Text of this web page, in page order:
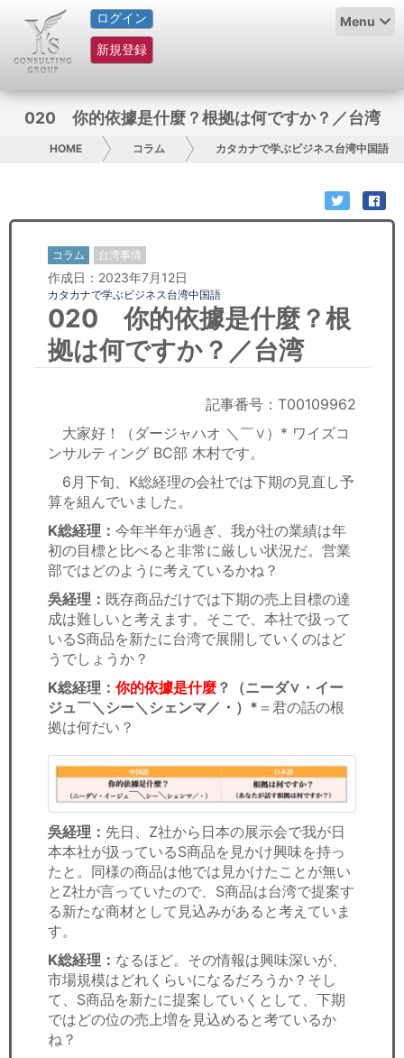
ログイン
新規登録
Menu
HOME
サービス紹介
グループ概要
日本人にPR
コンサルティング
リサーチ
経済ニュース
労務顧問
ＩＴ
飲食店情報
020 你的依據是什麼？根拠は何ですか？／台湾
HOME コラム カタカナで学ぶビジネス台湾中国語
コラム 台湾事情
作成日：2023年7月12日
カタカナで学ぶビジネス台湾中国語
020 你的依據是什麼？根
拠は何ですか？／台湾
記事番号：T00109962
大家好！（ダージャハオ ＼￣∨）* ワイズコ
ンサルティング BC部 木村です。
6月下旬、K総経理の会社では下期の見直し予
算を組んでいました。
K総経理： 今年半年が過ぎ、我が社の業績は年
初の目標と比べると非常に厳しい状況だ。営業
部ではどのように考えているかね？
吳経理： 既存商品だけでは下期の売上目標の達
成は難しいと考えます。そこで、本社で扱って
いるS商品を新たに台湾で展開していくのはど
うでしょうか？
K総経理： 你的依據是什麼 ？（ニーダ∨・イー
ジュ￣＼シー＼シェンマ／・）* ＝君の話の根
拠は何だい？
吳経理： 先日、Z社から日本の展示会で我が日
本本社が扱っているS商品を見かけ興味を持っ
たと。同様の商品は他では見かけたことが無い
とZ社が言っていたので、S商品は台湾で提案す
る新たな商材として見込みがあると考えていま
す。
K総経理： なるほど。その情報は興味深いが、
市場規模はどれくらいになるだろうか？そし
て、S商品を新たに提案していくとして、下期
ではどの位の売上増を見込めると考ているか
ね？